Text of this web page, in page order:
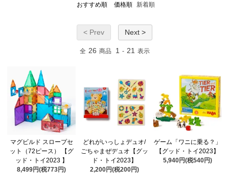
おすすめ順 価格順 新着順
< Prev Next >
全 26 商品 1 - 21 表示
マグビルド スロープセ
ット（72ピース） 【グ
ッド・トイ2023 】
8,499円(税773円)
どれがいっしょデュオ/
ごちゃまぜデュオ【グッ
ド・トイ2023】
2,200円(税200円)
ゲーム「ワニに乗る？」
【グッド・トイ2023】
5,940円(税540円)